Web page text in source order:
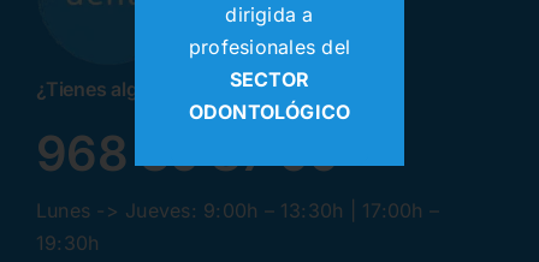
¿Tienes alguna pregunta? ¡Llamanos!
968 30 87 99
Lunes -> Jueves: 9:00h – 13:30h | 17:00h –
19:30h
dirigida a
profesionales del
SECTOR
ODONTOLÓGICO